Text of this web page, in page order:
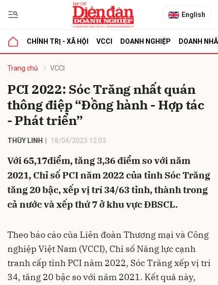
English
CHÍNH TRỊ - XÃ HỘI VCCI DOANH NGHIỆP DOANH
Trang chủ VCCI
PCI 2022: Sóc Trăng nhất quán
thông điệp “Đồng hành - Hợp tác
- Phát triển”
THÙY LINH 18/04/2023 12:03
Với 65,17điểm, tăng 3,36 điểm so với năm
2021, Chỉ số PCI năm 2022 của tỉnh Sóc Trăng
tăng 20 bậc, xếp vị trí 34/63 tỉnh, thành trong
cả nước và xếp thứ 7 ở khu vực ĐBSCL.
Theo báo cáo của Liên đoàn Thương mại và Công
nghiệp Việt Nam (VCCI), Chỉ số Năng lực cạnh
tranh cấp tỉnh PCI năm 2022, Sóc Trăng xếp vị trí
34, tăng 20 bậc so với năm 2021. Kết quả này,
luận
Hủy